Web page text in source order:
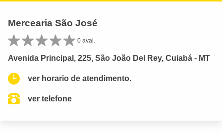
Mercearia São José
0 aval.
Avenida Principal, 225, São João Del Rey, Cuiabá - MT
ver horario de atendimento.
ver telefone